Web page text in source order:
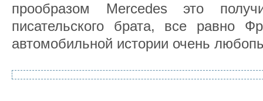
прообразом Mercedes это
писательского брата, все равно
автомобильной истории очень